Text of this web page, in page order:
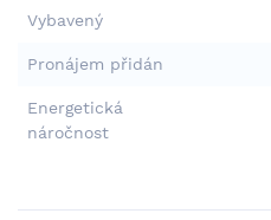
Vybavený
Pronájem přidán
Energetická
náročnost